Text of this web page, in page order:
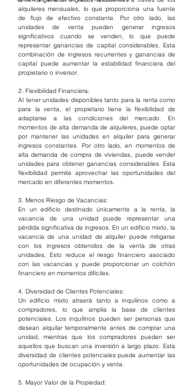
alquileres mensuales, lo que proporciona una fuente
de flujo de efectivo constante. Por otro lado, las
unidades de venta pueden generar ingresos
significativos cuando se venden, lo que puede
representar ganancias de capital considerables. Esta
combinación de ingresos recurrentes y ganancias de
capital puede aumentar la estabilidad financiera del
propietario o inversor.
2. Flexibilidad Financiera:
Al tener unidades disponibles tanto para la renta como
para la venta, el propietario tiene la flexibilidad de
adaptarse a las condiciones del mercado. En
momentos de alta demanda de alquileres, puede optar
por mantener las unidades en alquiler para generar
ingresos constantes. Por otro lado, en momentos de
alta demanda de compra de viviendas, puede vender
unidades para obtener ganancias considerables. Esta
flexibilidad permite aprovechar las oportunidades del
mercado en diferentes momentos.
3. Menos Riesgo de Vacancias:
En un edificio destinado únicamente a la renta, la
vacancia de una unidad puede representar una
pérdida significativa de ingresos. En un edificio mixto, la
vacancia de una unidad de alquiler puede mitigarse
con los ingresos obtenidos de la venta de otras
unidades. Esto reduce el riesgo financiero asociado
con las vacancias y puede proporcionar un colchón
financiero en momentos difíciles.
4. Diversidad de Clientes Potenciales:
Un edificio mixto atraerá tanto a inquilinos como a
compradores, lo que amplía la base de clientes
potenciales. Los inquilinos pueden ser personas que
desean alquilar temporalmente antes de comprar una
unidad, mientras que los compradores pueden ser
aquellos que buscan una inversión a largo plazo. Esta
diversidad de clientes potenciales puede aumentar las
oportunidades de ocupación y venta.
5. Mayor Valor de la Propiedad: